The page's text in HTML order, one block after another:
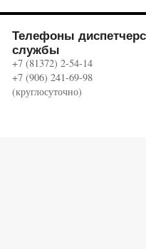
Телефоны
службы
+7 (81372) 2-54-14
+7 (906) 241-69-98
(круглосуточно)